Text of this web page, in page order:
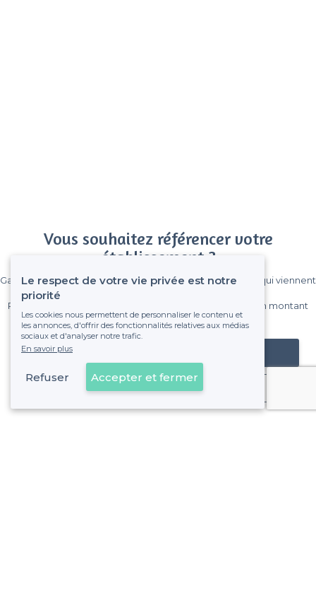
Vous souhaitez référencer votre
établissement ?
Gagnez de nombreux clients parmi le million de visiteurs qui viennent
Pas de commissions et sans engagement, vous payez un montant
fixe sans risque de voir déraper la facture.
Référencer mon établissement
Déjà client
Le respect de votre vie privée est notre
priorité
Les cookies nous permettent de personnaliser le contenu et
les annonces, d'offrir des fonctionnalités relatives aux médias
sociaux et d'analyser notre trafic.
En savoir plus
Refuser Accepter et fermer